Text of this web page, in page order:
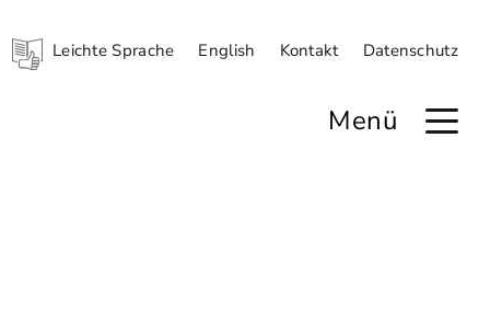
Leichte Sprache English Kontakt Datenschutz
Menü